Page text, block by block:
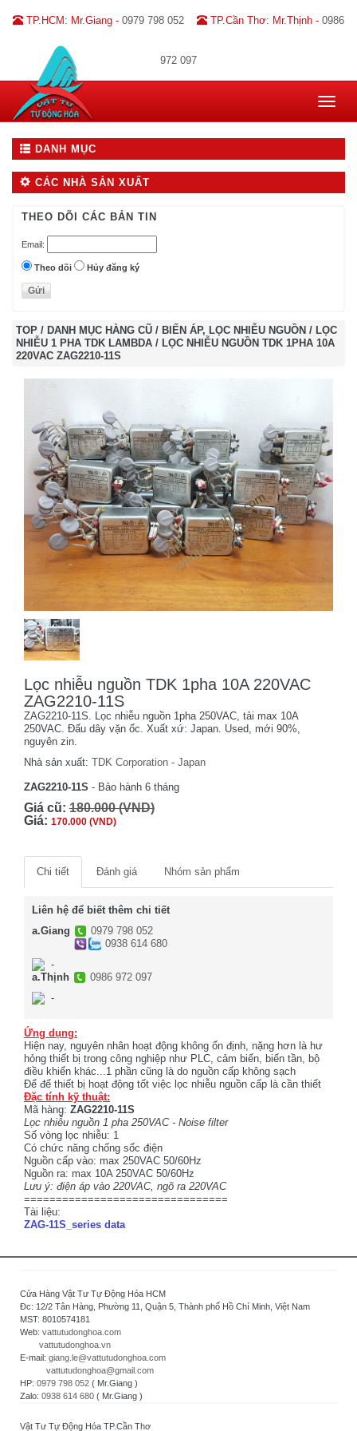
TP.HCM: Mr.Giang - 0979 798 052 TP.Cần Thơ: Mr.Thịnh - 0986
972 097
Toggle
DANH MỤC
CÁC NHÀ SẢN XUẤT
THEO DÕI CÁC BẢN TIN
Email:
Theo dõi Hủy đăng ký
TOP / DANH MỤC HÀNG CŨ / BIẾN ÁP, LỌC NHIỄU NGUỒN / LỌC
NHIỄU 1 PHA TDK LAMBDA / LỌC NHIỄU NGUỒN TDK 1PHA 10A
220VAC ZAG2210-11S
Lọc nhiễu nguồn TDK 1pha 10A 220VAC
ZAG2210-11S
ZAG2210-11S. Lọc nhiễu nguồn 1pha 250VAC, tải max 10A
250VAC. Đấu dây vặn ốc. Xuất xứ: Japan. Used, mới 90%,
nguyên zin.
Nhà sản xuất: TDK Corporation - Japan
ZAG2210-11S - Bảo hành 6 tháng
Giá cũ: 180.000 (VND)
Giá: 170.000 (VND)
Chi tiết Đánh giá Nhóm sản phẩm
Liên hệ để biết thêm chi tiết
a.Giang
0979 798 052
0938 614 680
-
a.Thịnh
0986 972 097
-
Ứng dụng:
Hiện nay, nguyên nhân hoạt động không ổn định, nặng hơn là hư
hỏng thiết bị trong công nghiệp như PLC, cảm biến, biến tần, bộ
điều khiển khác...1 phần cũng là do nguồn cấp không sạch
Để để thiết bị hoạt động tốt việc lọc nhiễu nguồn cấp là cần thiết
Đặc tính kỹ thuật:
Mã hàng: ZAG2210-11S
Lọc nhiễu nguồn 1 pha 250VAC - Noise filter
Số vòng lọc nhiễu: 1
Có chức năng chống sốc điện
Nguồn cấp vào: max 250VAC 50/60Hz
Nguồn ra: max 10A 250VAC 50/60Hz
Lưu ý: điện áp vào 220VAC, ngõ ra 220VAC
================================
Tài liệu:
ZAG-11S_series data
Cửa Hàng Vật Tư Tự Động Hóa HCM
Đc: 12/2 Tân Hàng, Phường 11, Quận 5, Thành phố Hồ Chí Minh, Việt Nam
MST: 8010574181
Web: vattutudonghoa.com
vattutudonghoa.vn
E-mail: giang.le@vattutudonghoa.com
vattutudonghoa@gmail.com
HP: 0979 798 052 ( Mr.Giang )
Zalo: 0938 614 680 ( Mr.Giang )
Vật Tư Tự Động Hóa TP.Cần Thơ